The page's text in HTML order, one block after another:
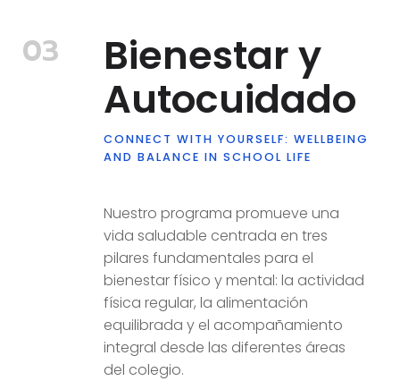
03
Bienestar y
Autocuidado
CONNECT WITH YOURSELF: WELLBEING
AND BALANCE IN SCHOOL LIFE
Nuestro programa promueve una
vida saludable centrada en tres
pilares fundamentales para el
bienestar físico y mental: la actividad
física regular, la alimentación
equilibrada y el acompañamiento
integral desde las diferentes áreas
del colegio.